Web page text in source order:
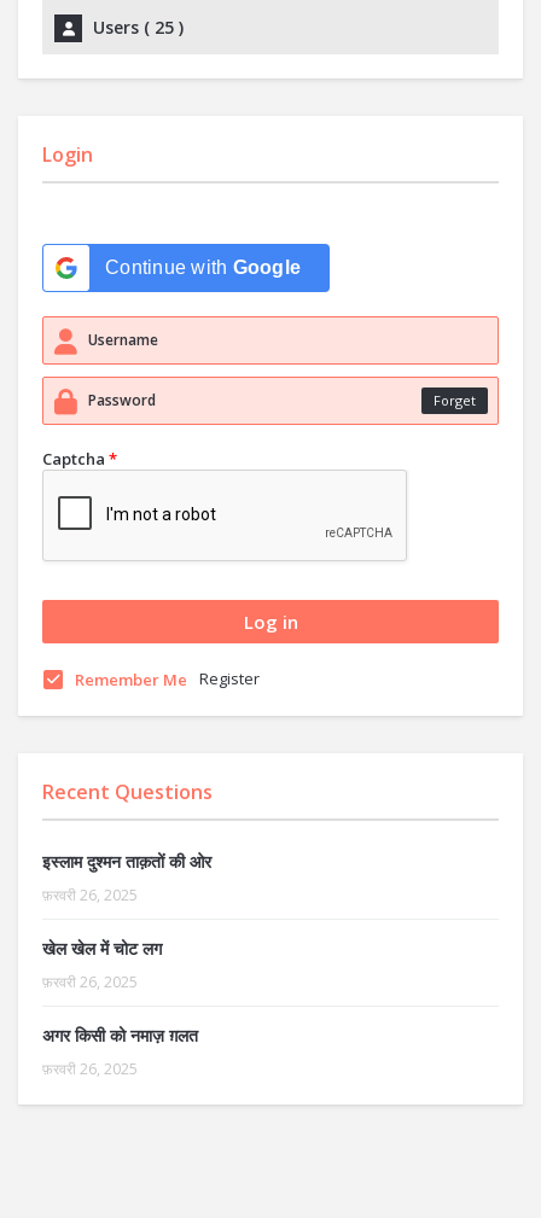
Users ( 25 )
Login
Continue with Google
Forget
Captcha *
Remember Me Register
Recent Questions
इस्लाम दुश्मन ताक़तों की ओर
फ़रवरी 26, 2025
खेल खेल में चोट लग
फ़रवरी 26, 2025
अगर किसी को नमाज़ ग़लत
फ़रवरी 26, 2025